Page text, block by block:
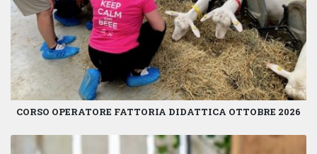
CORSO OPERATORE FATTORIA DIDATTICA OTTOBRE 2026